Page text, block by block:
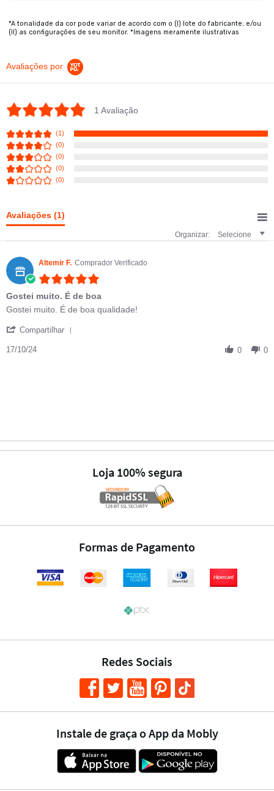
*A tonalidade da cor pode variar de acordo com o (I) lote do fabricante; e/ou
(II) as configurações de seu monitor. *Imagens meramente ilustrativas
Avaliações por
5.0 star rating
1 Avaliação
(1)
(0)
(0)
(0)
(0)
Avaliações (1)
Organizar: Selecione
Altemir F. Comprador Verificado
Gostei muito. É de boa
Review by Altemir F. on 17 Oct 2024
review stating Gostei muito. É de boa
Gostei muito. É de boa qualidade!
Compartilhar
17/10/24 0 0